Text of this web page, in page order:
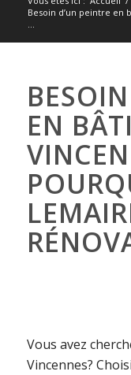
Besoin d’un peintre en
...
EN
Vous avez
Vincennes?